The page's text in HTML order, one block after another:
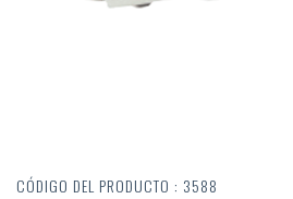
CÓDIGO DEL PRODUCTO : 3588